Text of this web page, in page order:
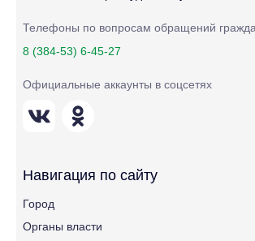
Телефоны по вопросам обращений
8 (384-53) 6-45-27
Официальные аккаунты в соцсетях
Навигация по сайту
Город
Органы власти